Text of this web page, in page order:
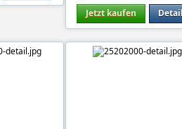
Jetzt kaufen